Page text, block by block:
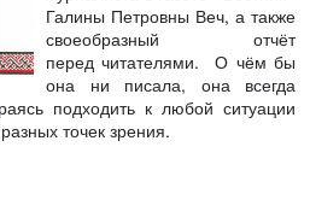
Галины Петровны Веч, а также
своеобразный отчёт
перед читателями. О чём бы
она ни писала, она всегда
подходить к любой ситуации
точек зрения.